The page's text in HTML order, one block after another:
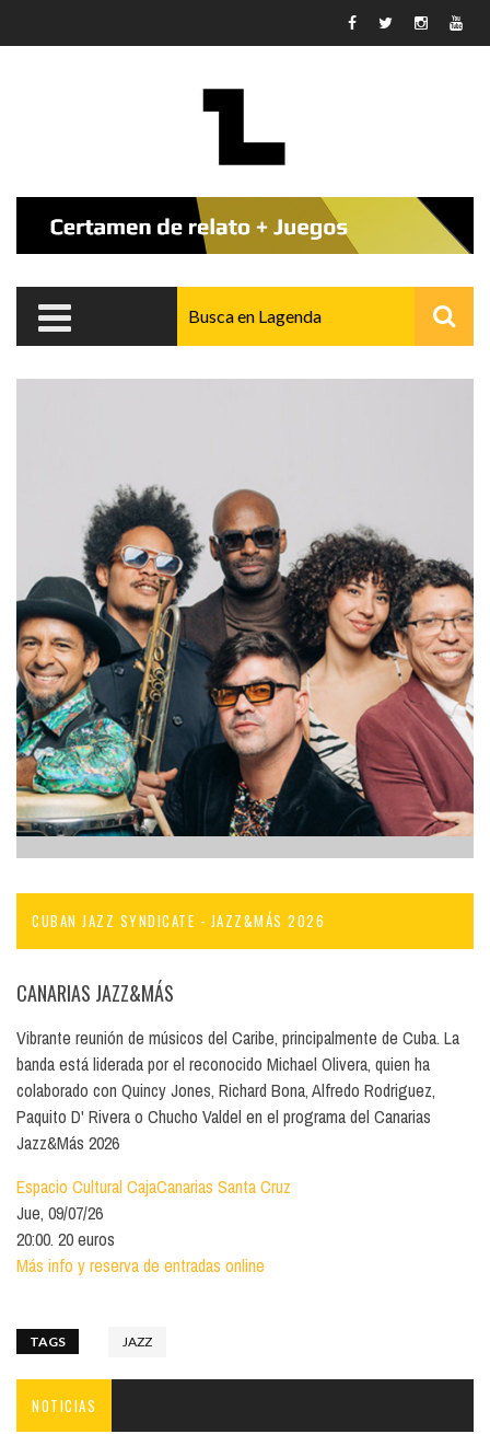
CUBAN JAZZ SYNDICATE - JAZZ&MÁS 2026
CANARIAS JAZZ&MÁS
Vibrante reunión de músicos del Caribe, principalmente de Cuba. La
banda está liderada por el reconocido Michael Olivera, quien ha
colaborado con Quincy Jones, Richard Bona, Alfredo Rodriguez,
Paquito D' Rivera o Chucho Valdel en el programa del Canarias
Jazz&Más 2026
Espacio Cultural CajaCanarias Santa Cruz
Jue, 09/07/26
20:00. 20 euros
Más info y reserva de entradas online
TAGS JAZZ
NOTICIAS